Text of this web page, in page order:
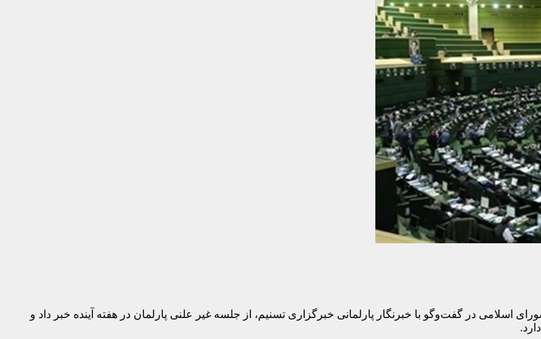
در گفت‌وگو با خبرنگار پارلمانی خبرگزاری تسنیم، از جلسه غیر علنی پارلمان در هفته آینده خبر داد و